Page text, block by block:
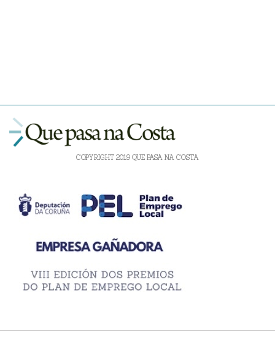
COPYRIGHT 2019 QUE PASA NA COSTA